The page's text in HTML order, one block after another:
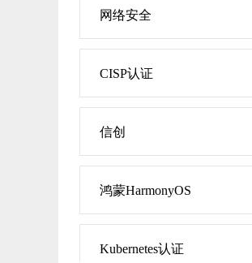
网络安全
CISP认证
信创
鸿蒙HarmonyOS
Kubernetes认证